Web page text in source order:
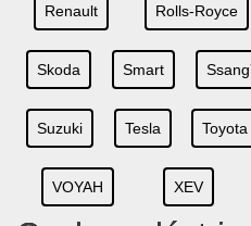
Renault Rolls-Royce
Skoda Smart
Suzuki Tesla Toyota
VOYAH XEV